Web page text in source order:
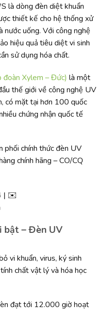
là dòng đèn diệt khuẩn
thiết kế cho hệ thống xử
nước uống. Với công nghệ
hiệu quả tiêu diệt vi sinh
sử dụng hóa chất.
Xylem – Đức) là một
thế giới về công nghệ UV
có mặt tại hơn 100 quốc
chứng nhận quốc tế
phối chính thức đèn UV
chính hãng – CO/CQ
| ✉️
bật – Đèn UV
vi khuẩn, virus, ký sinh
chất vật lý và hóa học
đạt tới 12.000 giờ hoạt